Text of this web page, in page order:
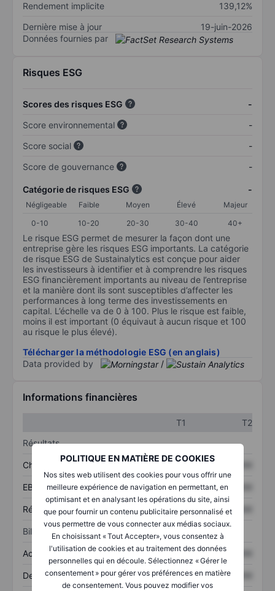
POLITIQUE EN MATIÈRE DE COOKIES
Nos sites web utilisent des cookies pour vous offrir une
meilleure expérience de navigation en permettant, en
optimisant et en analysant les opérations du site, ainsi
que pour fournir un contenu publicitaire personnalisé et
vous permettre de vous connecter aux médias sociaux.
En choisissant « Tout Accepter», vous consentez à
l'utilisation de cookies et au traitement des données
personnelles qui en découle. Sélectionnez « Gérer le
consentement » pour gérer vos préférences en matière
de consentement. Vous pouvez modifier vos
Rendement implicite
139,12%
Dernière mise à jour
19-juin-2026
Données fournies par
Risques ESG
Scores des risques ESG
-
Score environnemental
-
Score social
-
Score de gouvernance
-
Catégorie de risques ESG -
Négligeable Faible Moyen Élevé
Majeur
0-10
10-20 20-30 30-40 40+
Le risque ESG permet de mesurer la façon dont une
entreprise gère les risques ESG importants. La catégorie
de risque ESG de Sustainalytics est conçue pour aider
les investisseurs à identifier et à comprendre les risques
ESG financièrement importants au niveau de l’entreprise
et la manière dont ils sont susceptibles d’affecter les
performances à long terme des investissements en
capital. L’échelle va de 0 à 100. Plus le risque est faible,
moins il est important (0 équivaut à aucun risque et 100
au risque le plus élevé).
Télécharger la méthodologie ESG (en anglais)
Data provided by
/
Informations financières
T1
T2
Résultats
Chiffre d’affaires XXXXXXX XXXXXXX
EBITDA XXXXXXX XXXXXXX
Résultat net XXXXXXX XXXXXXX
Bilan
Actifs totaux XXXXXXX XXXXXXX
Dette totale XXXXXXX XXXXXXX